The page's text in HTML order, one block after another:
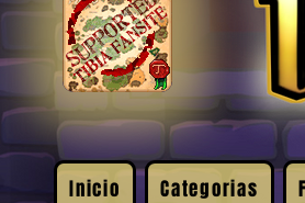
Inicio Categorias